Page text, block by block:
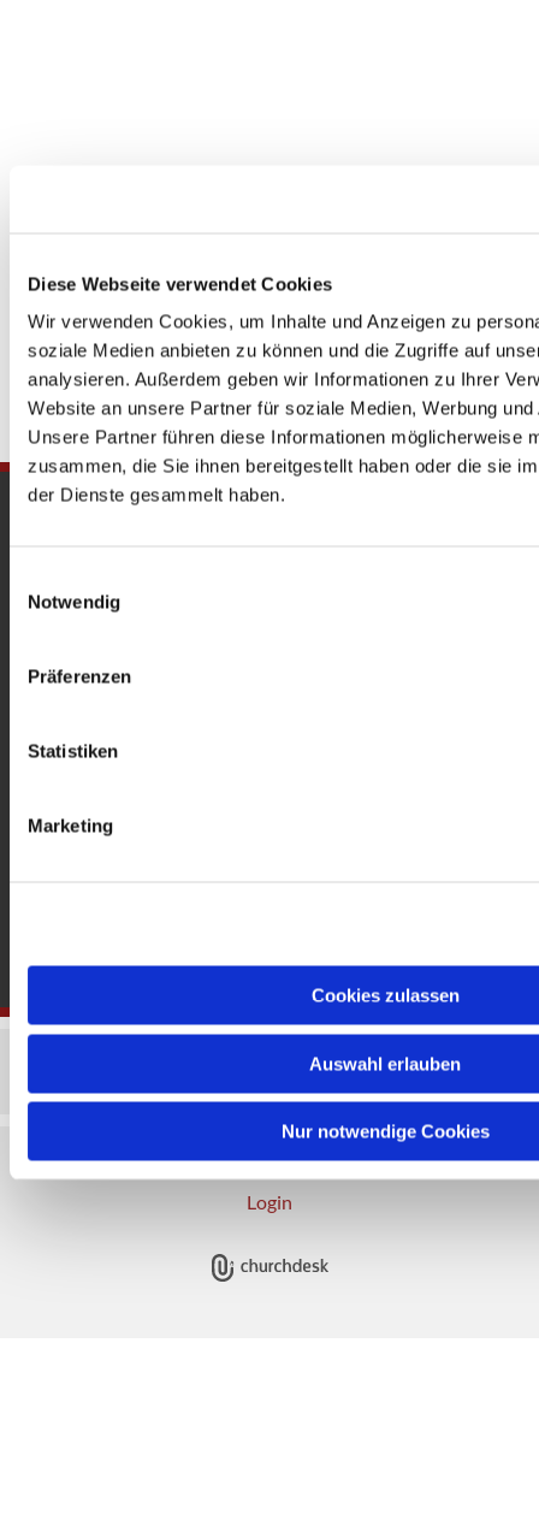
Diese Webseite verwendet Cookies
Wir verwenden Cookies, um Inhalte und Anzeigen zu
soziale Medien anbieten zu können und die Zugriffe auf
analysieren. Außerdem geben wir Informationen zu Ihrer
Website an unsere Partner für soziale Medien, Werbung
Unsere Partner führen diese Informationen möglicherweise
zusammen, die Sie ihnen bereitgestellt haben oder die sie
der Dienste gesammelt haben.
Notwendig
Präferenzen
Statistiken
Marketing
Cookies zulassen
Auswahl erlauben
Nur notwendige Cookies
Heckerdamm 230, 13627 Berlin |
Offene Kirche: Täglich 08-18 Uhr
Impressum Datenschutzerklärung
ChurchDesk-
Login